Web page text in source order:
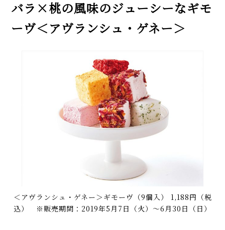
バラ×桃の風味のジューシーなギモ
ーヴ＜アヴランシュ・ゲネー＞
＜アヴランシュ・ゲネー＞ギモーヴ（9個入） 1,188円（税
込） ※販売期間：2019年5月7日（火）～6月30日（日）